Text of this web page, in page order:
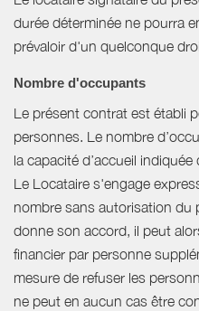
durée déterminée ne pourra
prévaloir d'un quelconque
Nombre d'occupants
Le présent contrat est établi
personnes. Le nombre
la capacité d’accueil
Le Locataire s'engage
nombre sans autorisation du
donne son accord, il peut
financier par personne
mesure de refuser les
ne peut en aucun cas être